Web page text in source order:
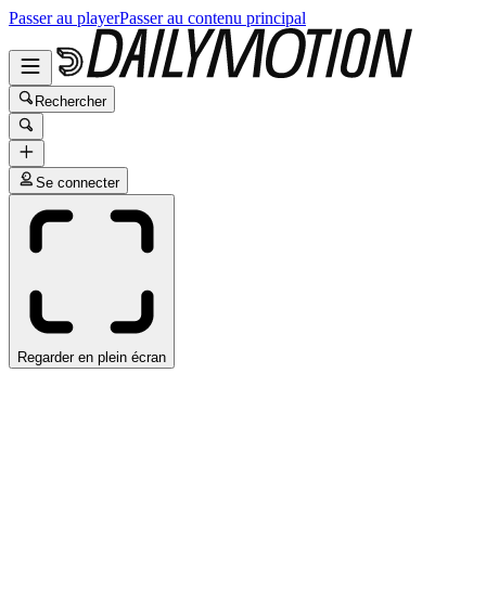
Passer au playerPasser au contenu principal
Rechercher
Se connecter
Regarder en plein écran